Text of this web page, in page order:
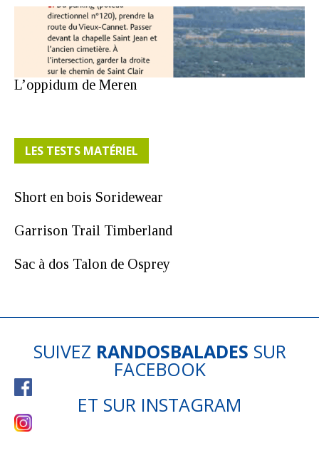
L’oppidum de Meren
LES TESTS MATÉRIEL
Short en bois Soridewear
Garrison Trail Timberland
Sac à dos Talon de Osprey
SUIVEZ RANDOSBALADES SUR
FACEBOOK
ET SUR INSTAGRAM